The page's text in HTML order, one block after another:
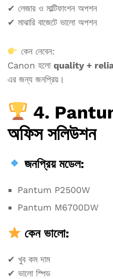
✔ লেজার ও মাল্টিফাংশন অপশন
✔ মাঝারি বাজেটে ভালো অপশন
কেন নেবেন:
Canon হলো quality +
এর জন্য জনপ্রিয়।
4.
অফিস সলিউশন
জনপ্রিয় মডেল:
Pantum P2500W
Pantum M6700DW
কেন ভালো:
✔ খুব কম দাম
✔ ভালো স্পিড